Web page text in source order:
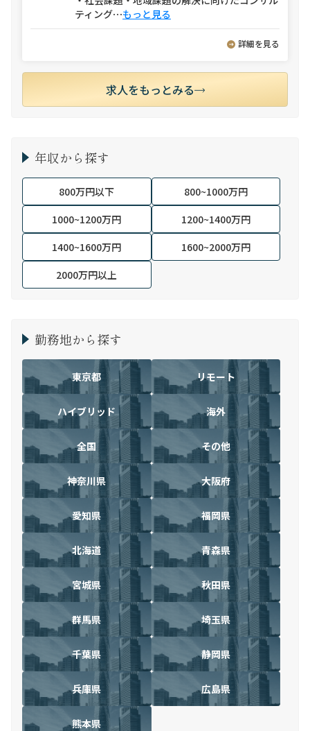
ティング⋯もっと見る
詳細を見る
求人をもっとみる
年収から探す
800万円以下
800~1000万円
1000~1200万円
1200~1400万円
1400~1600万円
1600~2000万円
2000万円以上
勤務地から探す
東京都 リモート
ハイブリッド 海外
全国 その他
神奈川県 大阪府
愛知県 福岡県
北海道 青森県
宮城県 秋田県
群馬県 埼玉県
千葉県 静岡県
兵庫県 広島県
熊本県